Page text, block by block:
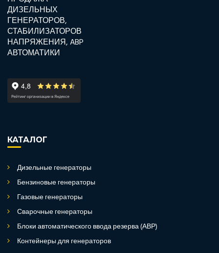
КАТАЛОГ
Дизельные генераторы
Бензиновые генераторы
Газовые генераторы
Сварочные генераторы
Блоки автоматического ввода резерва (АВР)
Контейнеры для генераторов